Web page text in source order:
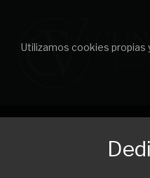
Utilizamos cookies
Utilizamos cookies